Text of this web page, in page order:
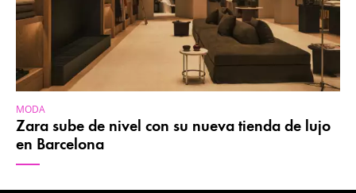
MODA
Zara sube de nivel con su nueva tienda de lujo
en Barcelona